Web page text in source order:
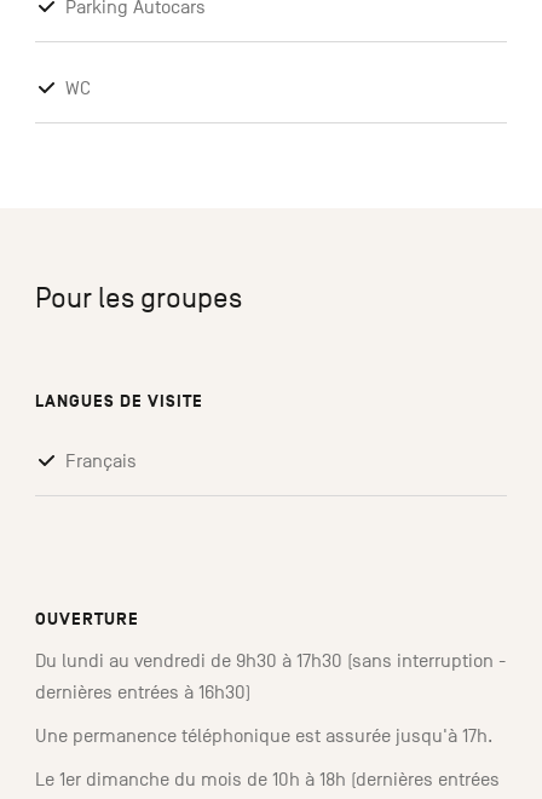
Parking Autocars
WC
Pour les groupes
LANGUES DE VISITE
Français
OUVERTURE
Du lundi au vendredi de 9h30 à 17h30 (sans interruption -
dernières entrées à 16h30)
Une permanence téléphonique est assurée jusqu'à 17h.
Le 1er dimanche du mois de 10h à 18h (dernières entrées